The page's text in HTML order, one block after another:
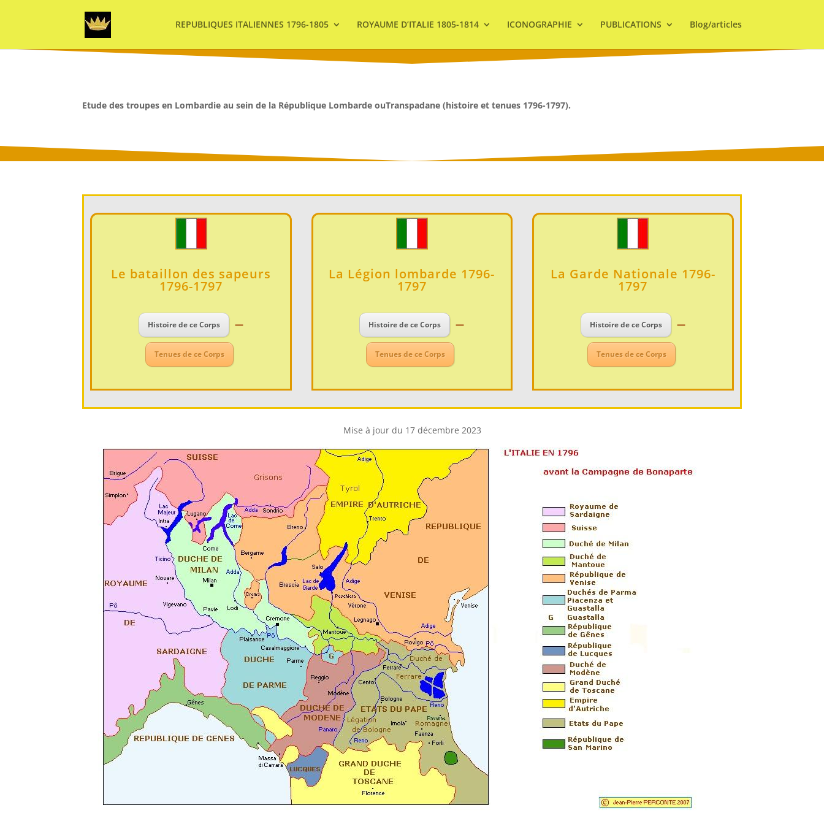
REPUBLIQUES ITALIENNES 1796-1805 ROYAUME D’ITALIE 1805-1814 ICONOGRAPHIE PUBLICATIONS Blog/articles
Etude des troupes en Lombardie au sein de la République Lombarde ouTranspadane (histoire et tenues 1796-1797).
Le bataillon des sapeurs
1796-1797
Histoire de ce Corps —
Tenues de ce Corps
La Légion lombarde 1796-
1797
Histoire de ce Corps —
Tenues de ce Corps
La Garde Nationale 1796-
1797
Histoire de ce Corps —
Tenues de ce Corps
Mise à jour du 17 décembre 2023